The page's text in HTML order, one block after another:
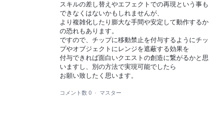
スキルの差し替えやエフェクトでの再現という事も
できなくはないかもしれませんが、
より複雑化したり膨大な手間や安定して動作するか
の恐れもあります。
ですので、チップに移動禁止を付与するようにチッ
プやオブジェクトにレンジを遮蔽する効果を
付与できれば面白いクエストの創造に繋がるかと思
いますし、別の方法で実現可能でしたら
お願い致したく思います。
コメント数 0 · マスター